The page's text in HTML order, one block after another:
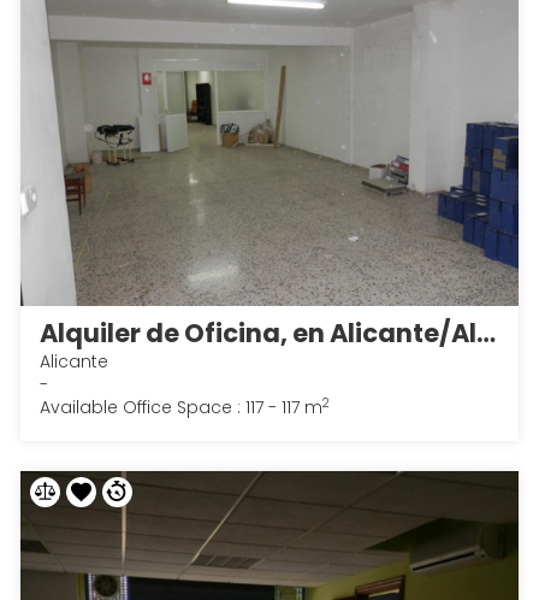
Alquiler de Oficina, en Alicante/Alacant 3
Alicante
-
Available Office Space : 117 - 117 m2